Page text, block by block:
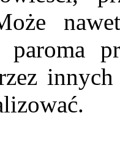
paroma